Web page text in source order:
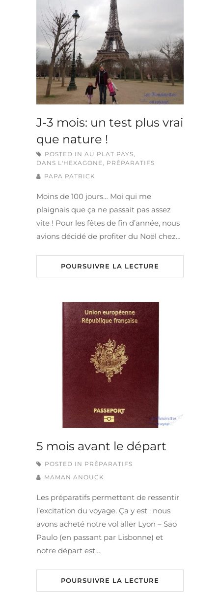
J-3 mois: un test plus vrai
que nature !
POSTED IN AU PLAT PAYS,
DANS L'HEXAGONE, PRÉPARATIFS
PAPA PATRICK
Moins de 100 jours… Moi qui me
plaignais que ça ne passait pas assez
vite ! Pour les fêtes de fin d’année, nous
avions décidé de profiter du Noël chez…
POURSUIVRE LA LECTURE
5 mois avant le départ
POSTED IN PRÉPARATIFS
MAMAN ANOUCK
Les préparatifs permettent de ressentir
l’excitation du voyage. Ça y est : nous
avons acheté notre vol aller Lyon – Sao
Paulo (en passant par Lisbonne) et
notre départ est…
POURSUIVRE LA LECTURE